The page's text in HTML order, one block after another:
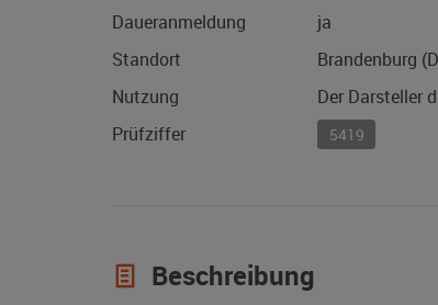
Daueranmeldung
ja
Standort
Brandenburg
Nutzung
Der Darsteller
Prüfziffer
5419
Beschreibung